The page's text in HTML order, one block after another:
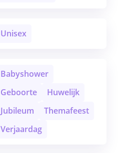
Unisex
Babyshower
Geboorte
Huwelijk
Jubileum
Themafeest
Verjaardag